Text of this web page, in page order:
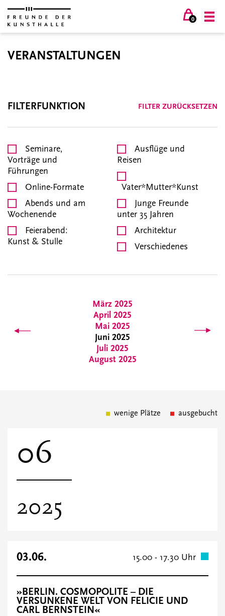
0
VERANSTALTUNGEN
FILTERFUNKTION FILTER ZURÜCKSETZEN
Seminare,
Vorträge und
Führungen
Online-Formate
Abends und am
Wochenende
Feierabend:
Kunst & Stulle
Ausflüge und
Reisen
Vater*Mutter*Kunst
Junge Freunde
unter 35 Jahren
Architektur
Verschiedenes
März 2025
April 2025
Mai 2025
Juni 2025
Juli 2025
August 2025
wenige Plätze ausgebucht
06
2025
03.06. 15.00 - 17.30 Uhr
»BERLIN. COSMOPOLITE – DIE
VERSUNKENE WELT VON FELICIE UND
CARL BERNSTEIN«